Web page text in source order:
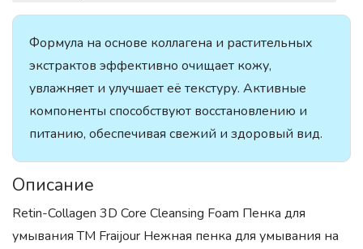
Формула на основе коллагена и растительных
экстрактов эффективно очищает кожу,
увлажняет и улучшает её текстуру. Активные
компоненты способствуют восстановлению и
питанию, обеспечивая свежий и здоровый вид.
Описание
Retin-Collagen 3D Core Cleansing Foam Пенка для
умывания ТМ Fraijour Нежная пенка для умывания на